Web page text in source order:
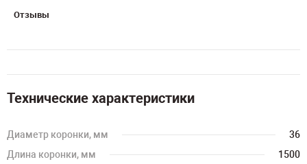
Отзывы
Технические характеристики
Диаметр коронки, мм
36
Длина коронки, мм
1500